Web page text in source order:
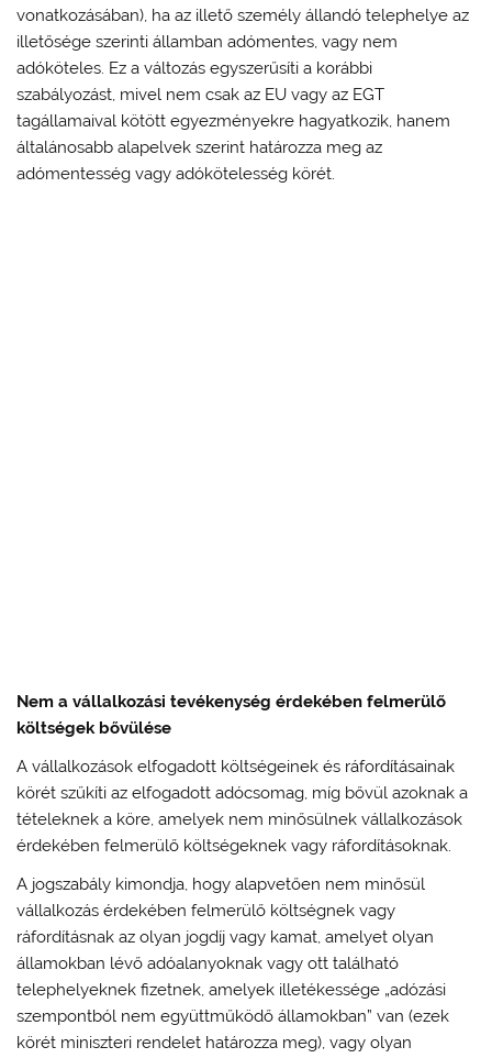
vonatkozásában), ha az illető személy állandó telephelye az
illetősége szerinti államban adómentes, vagy nem
adóköteles. Ez a változás egyszerűsíti a korábbi
szabályozást, mivel nem csak az EU vagy az EGT
tagállamaival kötött egyezményekre hagyatkozik, hanem
általánosabb alapelvek szerint határozza meg az
adómentesség vagy adókötelesség körét.
Nem a vállalkozási tevékenység érdekében felmerülő
költségek bővülése
A vállalkozások elfogadott költségeinek és ráfordításainak
körét szűkíti az elfogadott adócsomag, míg bővül azoknak a
tételeknek a köre, amelyek nem minősülnek vállalkozások
érdekében felmerülő költségeknek vagy ráfordításoknak.
A jogszabály kimondja, hogy alapvetően nem minősül
vállalkozás érdekében felmerülő költségnek vagy
ráfordításnak az olyan jogdíj vagy kamat, amelyet olyan
államokban lévő adóalanyoknak vagy ott található
telephelyeknek fizetnek, amelyek illetékessége „adózási
szempontból nem együttműködő államokban” van (ezek
körét miniszteri rendelet határozza meg), vagy olyan